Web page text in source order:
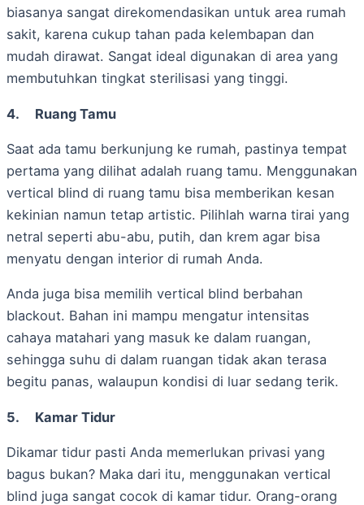
biasanya sangat direkomendasikan untuk area rumah
sakit, karena cukup tahan pada kelembapan dan
mudah dirawat. Sangat ideal digunakan di area yang
membutuhkan tingkat sterilisasi yang tinggi.
4. Ruang Tamu
Saat ada tamu berkunjung ke rumah, pastinya tempat
pertama yang dilihat adalah ruang tamu. Menggunakan
vertical blind di ruang tamu bisa memberikan kesan
kekinian namun tetap artistic. Pilihlah warna tirai yang
netral seperti abu-abu, putih, dan krem agar bisa
menyatu dengan interior di rumah Anda.
Anda juga bisa memilih vertical blind berbahan
blackout. Bahan ini mampu mengatur intensitas
cahaya matahari yang masuk ke dalam ruangan,
sehingga suhu di dalam ruangan tidak akan terasa
begitu panas, walaupun kondisi di luar sedang terik.
5. Kamar Tidur
Dikamar tidur pasti Anda memerlukan privasi yang
bagus bukan? Maka dari itu, menggunakan vertical
blind juga sangat cocok di kamar tidur. Orang-orang